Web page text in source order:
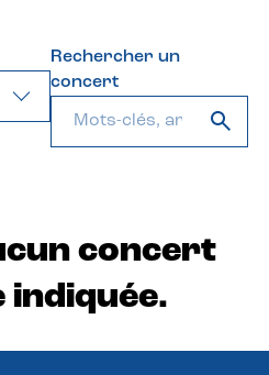
Rechercher un
concert
concert
indiquée.